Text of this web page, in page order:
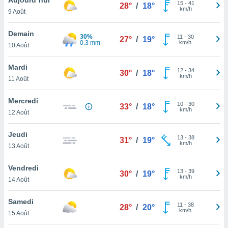
et
»,
au
vous
qu'ils
ou
le
ainsi
un
la
du
9 Août
28° / 18° 15- 41
km/h
Demain
10 Août
30%
0.3 mm
27° / 19° 11 - 30
km/h
Mardi
11 Août
30° / 18° 12- 34
km/h
Mercredi
12 Août
33° / 18° 10- 30
km/h
Jeudi
13 Août
31° / 19° 13- 38
km/h
Vendredi
14 Août
30° / 19° 13- 39
km/h
Samedi
15 Août
28° / 20° 11 - 38
km/h